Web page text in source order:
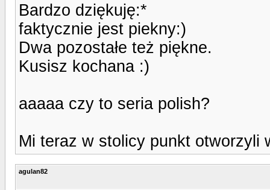
Bardzo dziękuję:*
faktycznie jest piekny:)
Dwa pozostałe też piękne.
Kusisz kochana :)
aaaaa czy to seria polish?
Mi teraz w stolicy punkt otworzyli
agulan82